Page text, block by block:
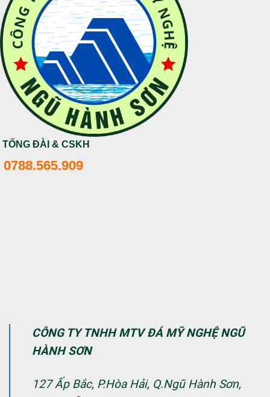
TỔNG ĐÀI & CSKH
0788.565.909
CÔNG TY TNHH MTV ĐÁ MỸ NGHỆ NGŨ
HÀNH SƠN
127 Ấp Bắc, P.Hòa Hải, Q.Ngũ Hành Sơn,